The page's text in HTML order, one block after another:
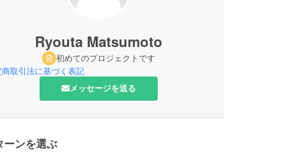
Ryouta Matsumoto
初めてのプロジェクトです
取引法に基づく表記
メッセージを送る
ーンを選ぶ